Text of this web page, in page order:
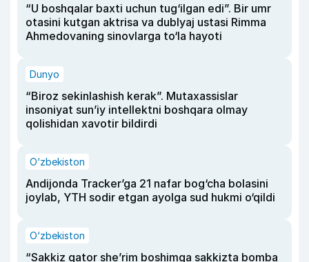
“U boshqalar baxti uchun tug‘ilgan edi”. Bir umr
otasini kutgan aktrisa va dublyaj ustasi Rimma
Ahmedovaning sinovlarga to‘la hayoti
Dunyo
“Biroz sekinlashish kerak”. Mutaxassislar
insoniyat sun’iy intellektni boshqara olmay
qolishidan xavotir bildirdi
O‘zbekiston
Andijonda Tracker’ga 21 nafar bog‘cha bolasini
joylab, YTH sodir etgan ayolga sud hukmi o‘qildi
O‘zbekiston
“Sakkiz qator she’rim boshimga sakkizta bomba